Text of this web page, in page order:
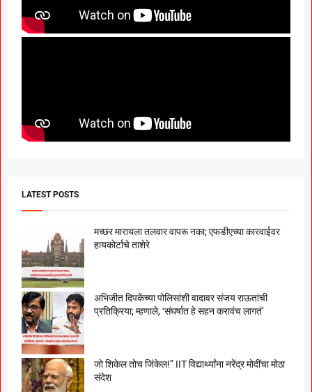
LATEST POSTS
मच्छर मारायला तलवार वापरू नका; एफडीएच्या कारवाईवर
हायकोर्टाचे ताशेरे
अभिजीत दिपकेंच्या पोलिसांशी वादावर संजय राऊतांची
प्रतिक्रिया; म्हणाले, ‘संघर्षात हे सहन करावंच लागतं’
जो शिकेल तोच जिंकेल!” IIT विद्यार्थ्यांना नरेंद्र मोदींचा मोठा
संदेश